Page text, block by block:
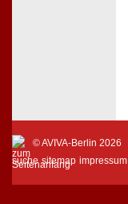
© AVIVA-Berlin 2026
suche sitemap impressum